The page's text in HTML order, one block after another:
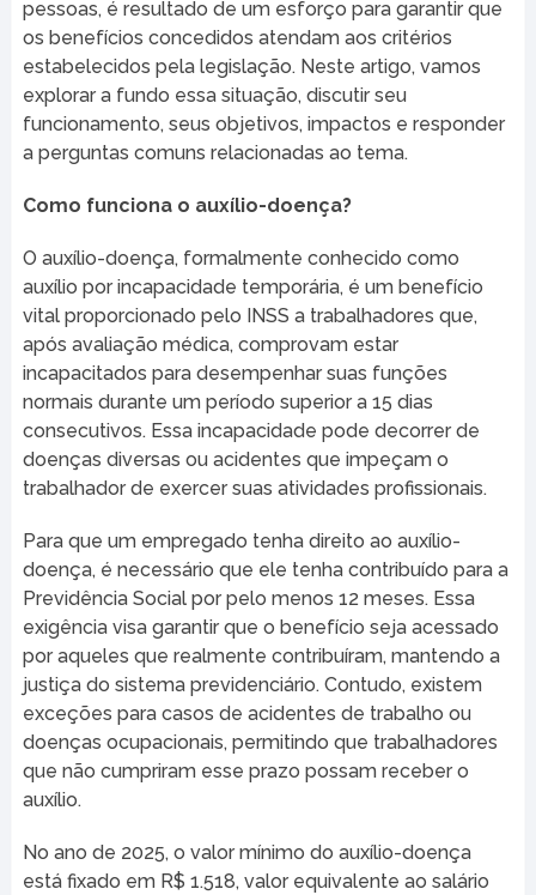
pessoas, é resultado de um esforço para garantir que
os benefícios concedidos atendam aos critérios
estabelecidos pela legislação. Neste artigo, vamos
explorar a fundo essa situação, discutir seu
funcionamento, seus objetivos, impactos e responder
a perguntas comuns relacionadas ao tema.
Como funciona o auxílio-doença?
O auxílio-doença, formalmente conhecido como
auxílio por incapacidade temporária, é um benefício
vital proporcionado pelo INSS a trabalhadores que,
após avaliação médica, comprovam estar
incapacitados para desempenhar suas funções
normais durante um período superior a 15 dias
consecutivos. Essa incapacidade pode decorrer de
doenças diversas ou acidentes que impeçam o
trabalhador de exercer suas atividades profissionais.
Para que um empregado tenha direito ao auxílio-
doença, é necessário que ele tenha contribuído para a
Previdência Social por pelo menos 12 meses. Essa
exigência visa garantir que o benefício seja acessado
por aqueles que realmente contribuíram, mantendo a
justiça do sistema previdenciário. Contudo, existem
exceções para casos de acidentes de trabalho ou
doenças ocupacionais, permitindo que trabalhadores
que não cumpriram esse prazo possam receber o
auxílio.
No ano de 2025, o valor mínimo do auxílio-doença
está fixado em R$ 1.518, valor equivalente ao salário